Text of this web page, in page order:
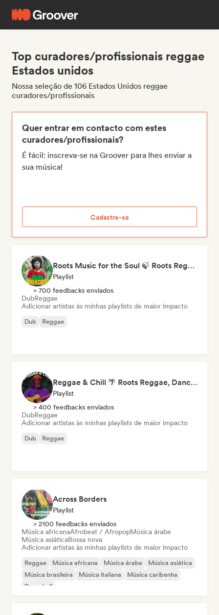
Top curadores/profissionais reggae
Estados unidos
Nossa seleção de 106 Estados Unidos reggae
curadores/profissionais
Quer entrar em contacto com estes
curadores/profissionais?
É fácil: inscreva-se na Groover para lhes enviar a
sua música!
Cadastre-se
Roots Music for the Soul 🍃 Roots Reggae, Dub & Dancehall
Playlist
> 700 feedbacks enviados
DubReggae
Adicionar artistas às minhas playlists de maior impacto
Dub Reggae
Reggae & Chill 🌴 Roots Reggae, Dancehall & Dub
Playlist
> 400 feedbacks enviados
DubReggae
Adicionar artistas às minhas playlists de maior impacto
Dub Reggae
Across Borders
Playlist
> 2100 feedbacks enviados
Música africanaAfrobeat / AfropopMúsica árabe
Música asiáticaBossa nova
Adicionar artistas às minhas playlists de maior impacto
Reggae Música africana Música árabe
Música asiática
Música brasileira
Música italiana
Música caribenha
Dancehall